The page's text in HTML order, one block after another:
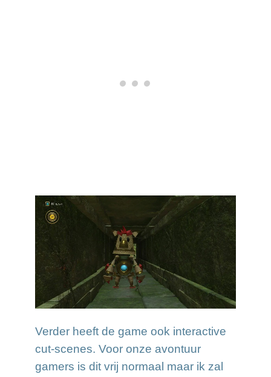
Verder heeft de game ook interactive
cut-scenes. Voor onze avontuur
gamers is dit vrij normaal maar ik zal